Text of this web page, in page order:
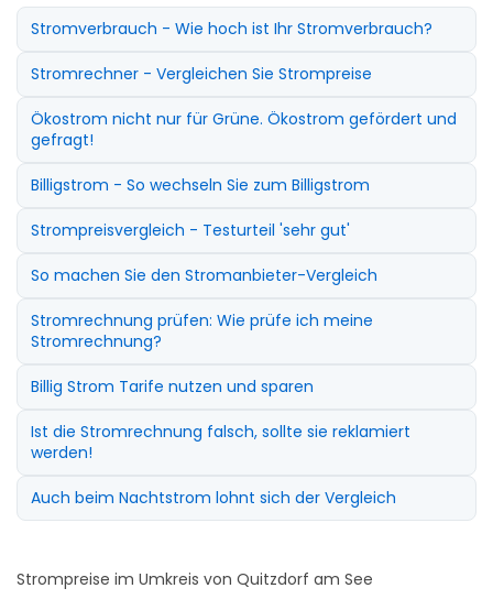
Stromverbrauch - Wie hoch ist Ihr Stromverbrauch?
Stromrechner - Vergleichen Sie Strompreise
Ökostrom nicht nur für Grüne. Ökostrom gefördert und
gefragt!
Billigstrom - So wechseln Sie zum Billigstrom
Strompreisvergleich - Testurteil 'sehr gut'
So machen Sie den Stromanbieter-Vergleich
Stromrechnung prüfen: Wie prüfe ich meine
Stromrechnung?
Billig Strom Tarife nutzen und sparen
Ist die Stromrechnung falsch, sollte sie reklamiert
werden!
Auch beim Nachtstrom lohnt sich der Vergleich
Strompreise im Umkreis von Quitzdorf am See